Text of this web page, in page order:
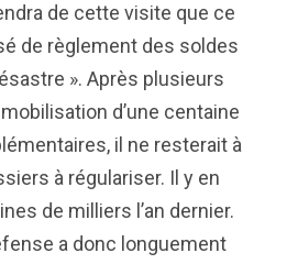
de cette visite que ce
de règlement des soldes
». Après plusieurs
d’une centaine
il ne resterait à
à régulariser. Il y en
de milliers l’an dernier.
a donc longuement